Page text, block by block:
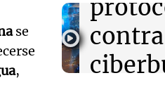
se
,
Violento
Democrática
menos 13
extremista
CABA
Una
Episodios
contra
ideal: